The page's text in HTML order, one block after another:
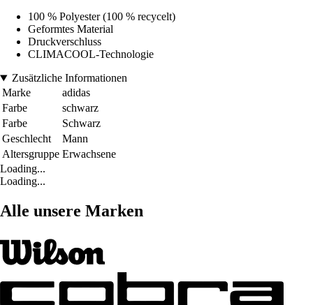
100 % Polyester (100 % recycelt)
Geformtes Material
Druckverschluss
CLIMACOOL-Technologie
Zusätzliche Informationen
Marke
adidas
Farbe
schwarz
Farbe
Schwarz
Geschlecht
Mann
Altersgruppe Erwachsene
Loading...
Loading...
Alle unsere Marken